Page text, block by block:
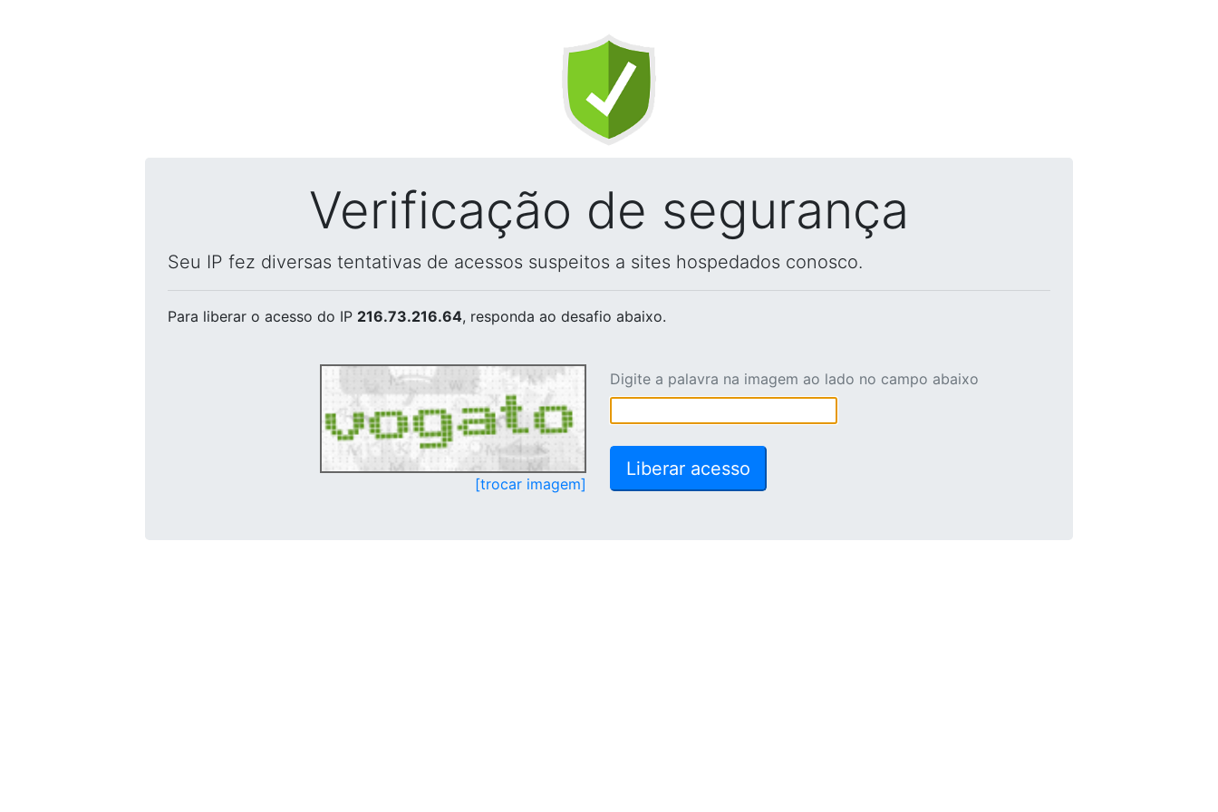
Verificação de segurança
Seu IP fez diversas tentativas de acessos suspeitos a sites hospedados conosco.
Para liberar o acesso do IP 216.73.216.64, responda ao desafio abaixo.
[trocar imagem]
Digite a palavra na imagem ao lado no campo abaixo